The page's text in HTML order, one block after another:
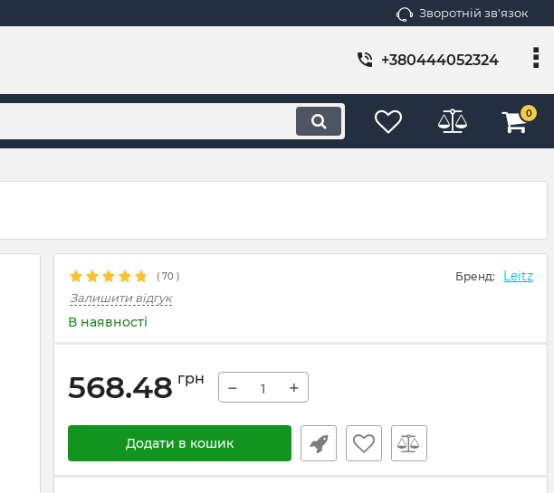
Зворотній зв'язок
+380444052324
0
( 70 ) Бренд: Leitz
Залишити відгук
В наявності
568.48 грн − +
Додати в кошик